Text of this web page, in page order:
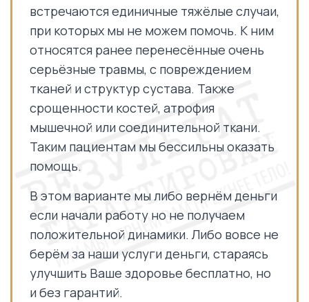
встречаются единичные тяжёлые случаи,
при которых мы не можем помочь. К ним
относятся ранее перенесённые очень
серьёзные травмы, с повреждением
тканей и структур сустава. Также
срощенности костей, атрофия
мышечной или соединительной ткани.
Таким пациентам мы бессильны оказать
помощь.
В этом варианте мы либо вернём деньги
если начали работу но не получаем
положительной динамики. Либо вовсе не
берём за наши услуги деньги, стараясь
улучшить Ваше здоровье бесплатно, но
и без гарантий.